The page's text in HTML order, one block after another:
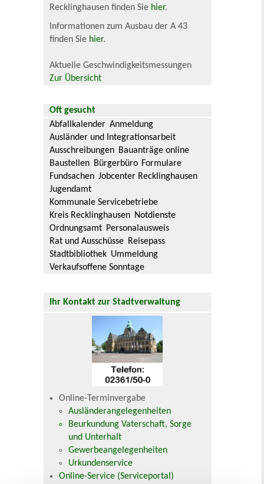
Recklinghausen finden Sie hier.
Informationen zum Ausbau der A 43
finden Sie hier.
Aktuelle Geschwindigkeitsmessungen
Zur Übersicht
Oft gesucht
Abfallkalender Anmeldung
Ausländer und Integrationsarbeit
Ausschreibungen Bauanträge online
Baustellen Bürgerbüro Formulare
Fundsachen Jobcenter Recklinghausen
Jugendamt
Kommunale Servicebetriebe
Kreis Recklinghausen Notdienste
Ordnungsamt Personalausweis
Rat und Ausschüsse Reisepass
Stadtbibliothek Ummeldung
Verkaufsoffene Sonntage
Ihr Kontakt zur Stadtverwaltung
Online-Terminvergabe
Ausländerangelegenheiten
Beurkundung Vaterschaft, Sorge
und Unterhalt
Gewerbeangelegenheiten
Urkundenservice
Online-Service (Serviceportal)